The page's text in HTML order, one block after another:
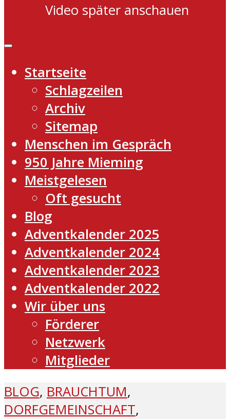
Video später anschauen
Startseite
Schlagzeilen
Archiv
Sitemap
Menschen im Gespräch
950 Jahre Mieming
Meistgelesen
Oft gesucht
Blog
Adventkalender 2025
Adventkalender 2024
Adventkalender 2023
Adventkalender 2022
Wir über uns
Förderer
Netzwerk
Mitglieder
BLOG, BRAUCHTUM,
DORFGEMEINSCHAFT,